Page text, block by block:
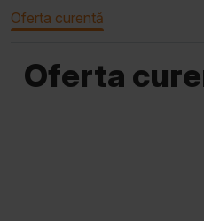
Oferta curentă
Oferta